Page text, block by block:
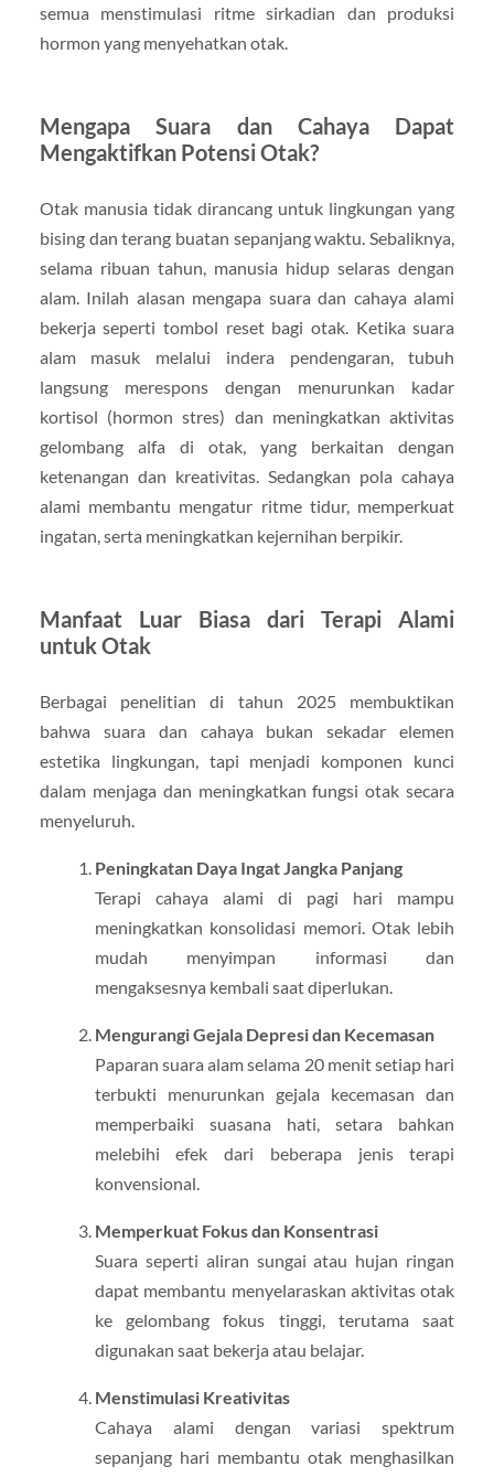
semua menstimulasi ritme sirkadian dan produksi
hormon yang menyehatkan otak.
Mengapa Suara dan Cahaya Dapat
Mengaktifkan Potensi Otak?
Otak manusia tidak dirancang untuk lingkungan yang
bising dan terang buatan sepanjang waktu. Sebaliknya,
selama ribuan tahun, manusia hidup selaras dengan
alam. Inilah alasan mengapa suara dan cahaya alami
bekerja seperti tombol reset bagi otak. Ketika suara
alam masuk melalui indera pendengaran, tubuh
langsung merespons dengan menurunkan kadar
kortisol (hormon stres) dan meningkatkan aktivitas
gelombang alfa di otak, yang berkaitan dengan
ketenangan dan kreativitas. Sedangkan pola cahaya
alami membantu mengatur ritme tidur, memperkuat
ingatan, serta meningkatkan kejernihan berpikir.
Manfaat Luar Biasa dari Terapi Alami
untuk Otak
Berbagai penelitian di tahun 2025 membuktikan
bahwa suara dan cahaya bukan sekadar elemen
estetika lingkungan, tapi menjadi komponen kunci
dalam menjaga dan meningkatkan fungsi otak secara
menyeluruh.
Peningkatan Daya Ingat Jangka Panjang
Terapi cahaya alami di pagi hari mampu
meningkatkan konsolidasi memori. Otak lebih
mudah menyimpan informasi dan
mengaksesnya kembali saat diperlukan.
Mengurangi Gejala Depresi dan Kecemasan
Paparan suara alam selama 20 menit setiap hari
terbukti menurunkan gejala kecemasan dan
memperbaiki suasana hati, setara bahkan
melebihi efek dari beberapa jenis terapi
konvensional.
Memperkuat Fokus dan Konsentrasi
Suara seperti aliran sungai atau hujan ringan
dapat membantu menyelaraskan aktivitas otak
ke gelombang fokus tinggi, terutama saat
digunakan saat bekerja atau belajar.
Menstimulasi Kreativitas
Cahaya alami dengan variasi spektrum
sepanjang hari membantu otak menghasilkan